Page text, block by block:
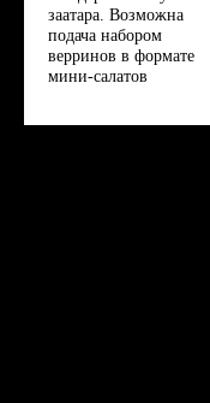
заатара. Возможна
подача набором
верринов в формате
мини-салатов